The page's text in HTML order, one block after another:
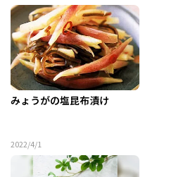
みょうがの塩昆布漬け
2022/4/1